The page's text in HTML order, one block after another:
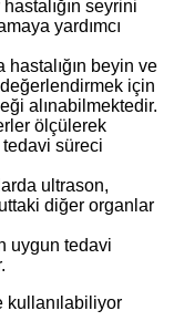
seyrini
yardımcı
hastalığın beyin ve
değerlendirmek için
alınabilmektedir.
ölçülerek
tedavi süreci
ultrason,
diğer organlar
uygun tedavi
kullanılabiliyor